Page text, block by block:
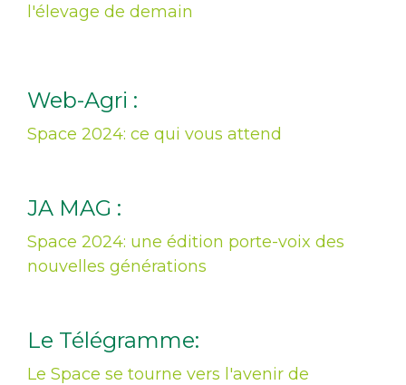
l'élevage de demain
Web-Agri :
Space 2024: ce qui vous attend
JA MAG :
Space 2024: une édition porte-voix des
nouvelles générations
Le Télégramme:
Le Space se tourne vers l'avenir de